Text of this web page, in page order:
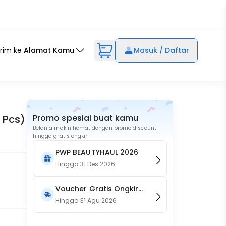
ke Alamat Kamu Masuk / Daftar
Promo spesial buat kamu
Belanja makin hemat dengan promo discount
hingga gratis ongkir!
PWP BEAUTYHAUL 2026
Hingga31 Des 2026
Voucher Gratis Ongkir
15RB (Only on Website)
Hingga31 Agu 2026